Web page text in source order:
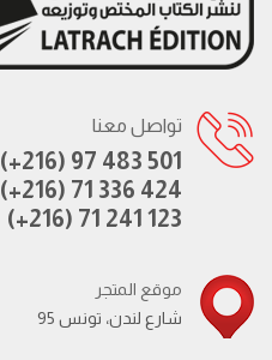
تواصل معنا
(+216) 97 483 501
(+216) 71 336 424
(+216) 71 241 123
موقع المتجر
95 شارع لندن، تونس